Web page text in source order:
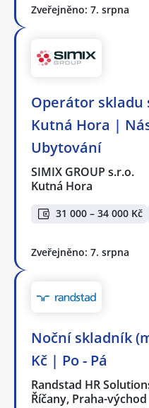
Zveřejněno: 7. srpna
Operátor skladu
Kutná Hora |
Ubytování
SIMIX GROUP s.r.o.
Kutná Hora
31 000 – 34 000 Kč
Zveřejněno: 7. srpna
Noční skladník
Kč | Po - Pá
Randstad HR
Říčany, Praha-východ